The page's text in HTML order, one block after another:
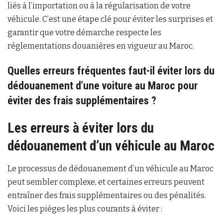
liés à l’importation ou à la régularisation de votre
véhicule. C’est une étape clé pour éviter les surprises et
garantir que votre démarche respecte les
réglementations douanières en vigueur au Maroc.
Quelles erreurs fréquentes faut-il éviter lors du
dédouanement d’une voiture au Maroc pour
éviter des frais supplémentaires ?
Les erreurs à éviter lors du
dédouanement d’un véhicule au Maroc
Le processus de dédouanement d’un véhicule au Maroc
peut sembler complexe, et certaines erreurs peuvent
entraîner des frais supplémentaires ou des pénalités.
Voici les pièges les plus courants à éviter :